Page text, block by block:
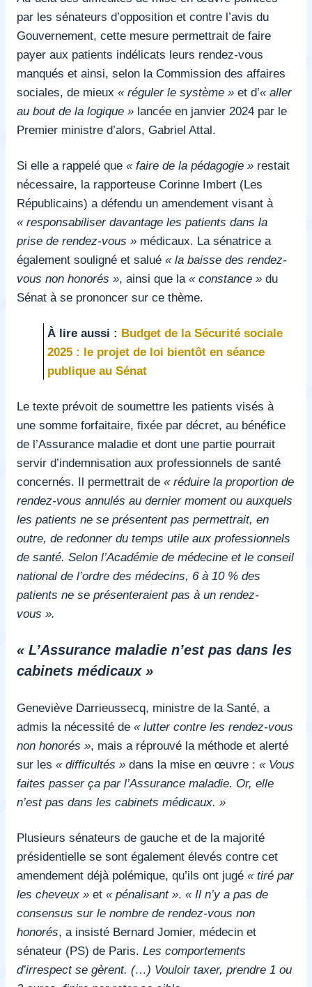
par les sénateurs d’opposition et contre l’avis du
Gouvernement, cette mesure permettrait de faire
payer aux patients indélicats leurs rendez-vous
manqués et ainsi, selon la Commission des affaires
sociales, de mieux « réguler le système » et d’« aller
au bout de la logique » lancée en janvier 2024 par le
Premier ministre d’alors, Gabriel Attal.
Si elle a rappelé que « faire de la pédagogie » restait
nécessaire, la rapporteuse Corinne Imbert (Les
Républicains) a défendu un amendement visant à
« responsabiliser davantage les patients dans la
prise de rendez-vous » médicaux. La sénatrice a
également souligné et salué « la baisse des rendez-
vous non honorés », ainsi que la « constance » du
Sénat à se prononcer sur ce thème.
À lire aussi : Budget de la Sécurité sociale
2025 : le projet de loi bientôt en séance
publique au Sénat
Le texte prévoit de soumettre les patients visés à
une somme forfaitaire, fixée par décret, au bénéfice
de l’Assurance maladie et dont une partie pourrait
servir d’indemnisation aux professionnels de santé
concernés. Il permettrait de « réduire la proportion de
rendez-vous annulés au dernier moment ou auxquels
les patients ne se présentent pas permettrait, en
outre, de redonner du temps utile aux professionnels
de santé. Selon l’Académie de médecine et le conseil
national de l’ordre des médecins, 6 à 10 % des
patients ne se présenteraient pas à un rendez-
vous ».
« L’Assurance maladie n’est pas dans les
cabinets médicaux »
Geneviève Darrieussecq, ministre de la Santé, a
admis la nécessité de « lutter contre les rendez-vous
non honorés », mais a réprouvé la méthode et alerté
sur les « difficultés » dans la mise en œuvre : « Vous
faites passer ça par l’Assurance maladie. Or, elle
n’est pas dans les cabinets médicaux. »
Plusieurs sénateurs de gauche et de la majorité
présidentielle se sont également élevés contre cet
amendement déjà polémique, qu’ils ont jugé « tiré par
les cheveux » et « pénalisant ». « Il n’y a pas de
consensus sur le nombre de rendez-vous non
honorés, a insisté Bernard Jomier, médecin et
sénateur (PS) de Paris. Les comportements
d’irrespect se gèrent. (…) Vouloir taxer, prendre 1 ou